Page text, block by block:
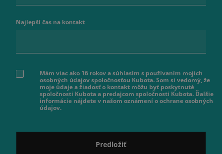
Najlepší čas na kontakt
Mám viac ako 16 rokov a súhlasím s používaním mojich
osobných údajov spoločnosťou Kubota. Som si vedomý, že
moje údaje a žiadosť o kontakt môžu byť poskytnuté
spoločnosti Kubota a predajcom spoločnosti Kubota. Ďalšie
informácie nájdete v našom oznámení o ochrane osobných
údajov.
Predložiť